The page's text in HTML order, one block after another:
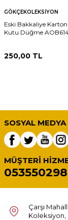
GÖKÇEKOLEKSIYON
Eski Bakkaliye
Kutu Düğme
250,00 TL
SOSYAL MEDYA
MÜŞTERI
Çarşı
Koleksiyon,